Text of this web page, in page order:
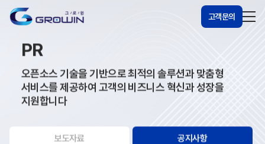
고객문의
PR
오픈소스 기술을 기반으로 최적의 솔루션과 맞춤형
서비스를 제공하여 고객의 비즈니스 혁신과 성장을
지원합니다
보도자료 공지사항